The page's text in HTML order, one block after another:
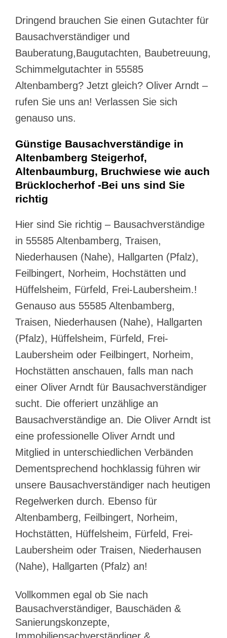
Dringend brauchen Sie einen Gutachter für
Bausachverständiger und
Bauberatung,Baugutachten, Baubetreuung,
Schimmelgutachter in 55585
Altenbamberg? Jetzt gleich? Oliver Arndt –
rufen Sie uns an! Verlassen Sie sich
genauso uns.
Günstige Bausachverständige in
Altenbamberg Steigerhof,
Altenbaumburg, Bruchwiese wie auch
Brücklocherhof -Bei uns sind Sie
richtig
Hier sind Sie richtig – Bausachverständige
in 55585 Altenbamberg, Traisen,
Niederhausen (Nahe), Hallgarten (Pfalz),
Feilbingert, Norheim, Hochstätten und
Hüffelsheim, Fürfeld, Frei-Laubersheim.!
Genauso aus 55585 Altenbamberg,
Traisen, Niederhausen (Nahe), Hallgarten
(Pfalz), Hüffelsheim, Fürfeld, Frei-
Laubersheim oder Feilbingert, Norheim,
Hochstätten anschauen, falls man nach
einer Oliver Arndt für Bausachverständiger
sucht. Die offeriert unzählige an
Bausachverständige an. Die Oliver Arndt ist
eine professionelle Oliver Arndt und
Mitglied in unterschiedlichen Verbänden
Dementsprechend hochklassig führen wir
unsere Bausachverständiger nach heutigen
Regelwerken durch. Ebenso für
Altenbamberg, Feilbingert, Norheim,
Hochstätten, Hüffelsheim, Fürfeld, Frei-
Laubersheim oder Traisen, Niederhausen
(Nahe), Hallgarten (Pfalz) an!
Vollkommen egal ob Sie nach
Bausachverständiger, Bauschäden &
Sanierungskonzepte,